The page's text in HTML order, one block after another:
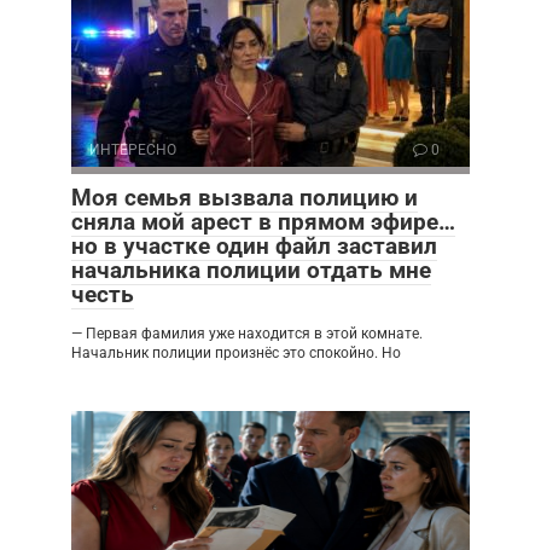
ИНТЕРЕСНО 0
Моя семья вызвала полицию и
сняла мой арест в прямом эфире…
но в участке один файл заставил
начальника полиции отдать мне
честь
— Первая фамилия уже находится в этой комнате.
Начальник полиции произнёс это спокойно. Но